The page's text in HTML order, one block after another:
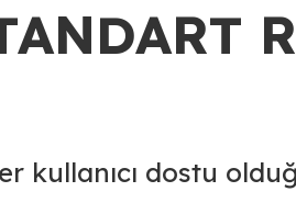
kullanıcı dostu